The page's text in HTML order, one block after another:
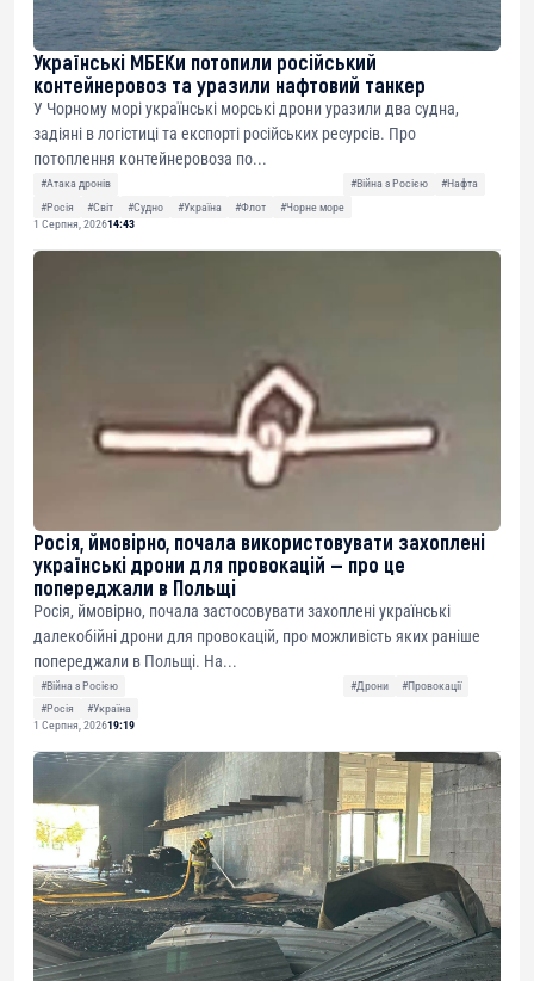
Українські МБЕКи потопили російський
контейнеровоз та уразили нафтовий танкер
У Чорному морі українські морські дрони уразили два судна,
задіяні в логістиці та експорті російських ресурсів. Про
потоплення контейнеровоза по...
#Атака дронів #Війна з Росією
#Нафта
#Росія
#Світ #Судно #Україна #Флот
#Чорне море
1 Серпня, 202614:43
Росія, ймовірно, почала використовувати захоплені
українські дрони для провокацій — про це
попереджали в Польщі
Росія, ймовірно, почала застосовувати захоплені українські
далекобійні дрони для провокацій, про можливість яких раніше
попереджали в Польщі. На...
#Війна з Росією #Дрони
#Провокації
#Росія
#Україна
1 Серпня, 202619:19